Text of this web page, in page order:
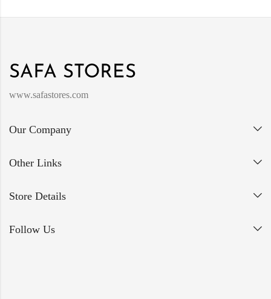
www.safastores.com
Our Company
Other Links
Store Details
Follow Us